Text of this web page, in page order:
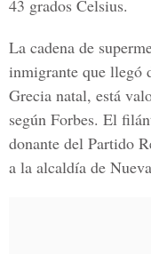
43 grados Celsius.
La cadena de
inmigrante que llegó
Grecia natal, está
según Forbes. El
donante del Partido
a la alcaldía de